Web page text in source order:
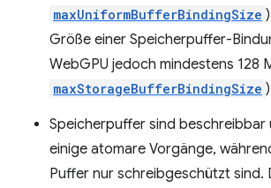
maxUniformBufferBindingSize
Größe einer Speicherpuffer-
WebGPU jedoch mindestens 128
maxStorageBufferBindingSize
Speicherpuffer sind
einige atomare Vorgänge,
Puffer nur schreibgeschützt sind.